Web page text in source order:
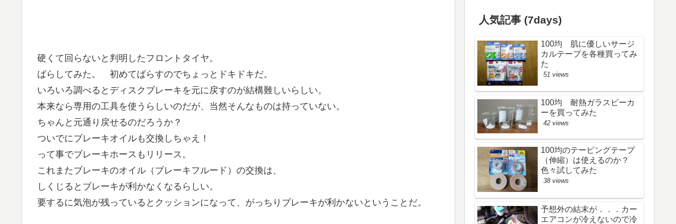
硬くて回らないと判明したフロントタイヤ。
ばらしてみた。 初めてばらすのでちょっとドキドキだ。
いろいろ調べるとディスクブレーキを元に戻すのが結構難しいらしい。
本来なら専用の工具を使うらしいのだが、当然そんなものは持っていない。
ちゃんと元通り戻せるのだろうか？
ついでにブレーキオイルも交換しちゃえ！
って事でブレーキホースもリリース。
これまたブレーキのオイル（ブレーキフルード）の交換は、
しくじるとブレーキが利かなくなるらしい。
要するに気泡が残っているとクッションになって、がっちりブレーキが利かないということだ。
人気記事 (7days)
100均 肌に優しいサージ
カルテープを各種買ってみ
た
51 views
100均 耐熱ガラスビーカ
ーを買ってみた
42 views
100均のテーピングテープ
（伸縮）は使えるのか？
色々試してみた
38 views
予想外の結末が．．．カー
エアコンが冷えないので冷